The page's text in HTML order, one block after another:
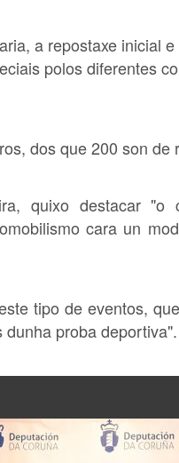
a repostaxe inicial
polos diferentes
dos que 200 son
quixo destacar
cara un
tipo de eventos,
proba deportiva".